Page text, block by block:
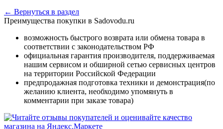
← Вернуться в раздел
Преимущества покупки в Sadovodu.ru
возможность быстрого возврата или обмена товара в
соответствии с законодательством РФ
официальная гарантия производителя, поддерживаемая
нашим сервисом и обширной сетью сервисных центров
на территории Российской Федерации
предпродажная подготовка техники и демонстрация(по
желанию клиента, необходимо упомянуть в
комментарии при заказе товара)